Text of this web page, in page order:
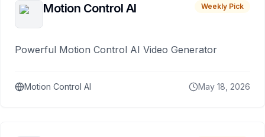
Motion Control AI Weekly Pick
Powerful Motion Control AI Video Generator
Motion Control AI May 18, 2026